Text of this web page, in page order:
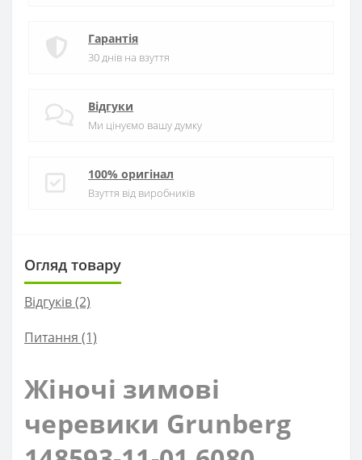
Гарантія
30 днів на взуття
Відгуки
Ми цінуємо вашу думку
100% оригінал
Взуття від виробників
Огляд товару
Відгуків (2)
Питання (1)
Жіночі зимові
черевики Grunberg